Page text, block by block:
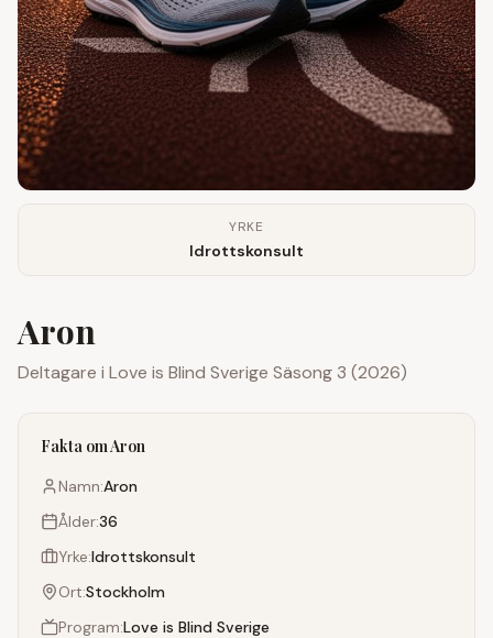
YRKE
Idrottskonsult
Aron
Deltagare i Love is Blind Sverige Säsong 3 (2026)
Fakta omAron
Namn:Aron
Ålder:36
Yrke:Idrottskonsult
Ort:Stockholm
Program:Love is Blind Sverige